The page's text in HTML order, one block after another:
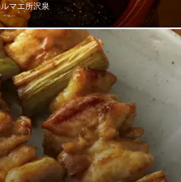
マエ所沢泉
んだ特製ダレはお酒泥棒な逸
ズナブルな価格で。ビールと
い！！
円 大衆酒泉テルマエ所沢泉